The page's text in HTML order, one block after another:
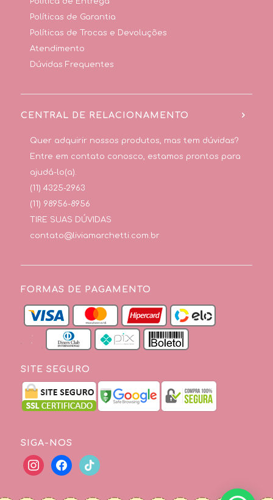
Políticas de Garantia
Políticas de Trocas e Devoluções
Atendimento
Dúvidas Frequentes
CENTRAL DE RELACIONAMENTO
Quer adquirir nossos produtos, mas tem dúvidas?
Entre em contato conosco, estamos prontos para
ajudá-lo(a).
(11) 4325-2963
(11) 98956-8956
TIRE SUAS DÚVIDAS
contato@liviamarchetti.com.br
FORMAS DE PAGAMENTO
SITE SEGURO
SIGA-NOS